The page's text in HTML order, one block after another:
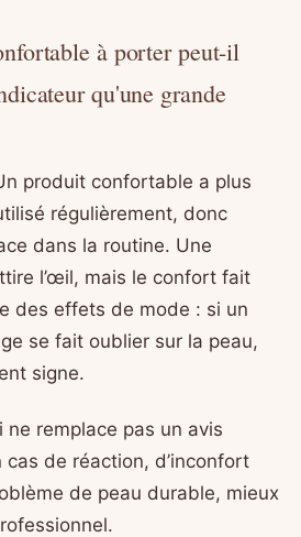
à porter peut-il
qu'une grande
produit confortable a plus
régulièrement, donc
dans la routine. Une
l’œil, mais le confort fait
des effets de mode : si un
se fait oublier sur la peau,
signe.
ne remplace pas un avis
cas de réaction, d’inconfort
de peau durable, mieux